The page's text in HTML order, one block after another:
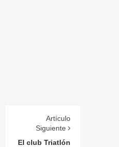
Artículo
Siguiente
El club Triatlón